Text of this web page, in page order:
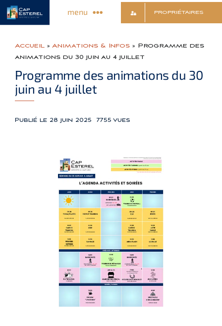
Passer
au
menu
Commerces & Services
Animations & Infos
Culture & Loisirs
PROPRIÉTAIRES
Accueil» Animations & Infos» Programme des
animations du 30 juin au 4 juillet
Programme des animations du 30
juin au 4 juillet
Publié le 28 juin 2025 7755 vues